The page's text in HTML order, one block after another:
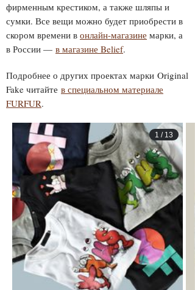
фирменным крестиком, а также шляпы и
сумки. Все вещи можно будет приобрести в
скором времени в онлайн-магазине марки, а
в России — в магазине Belief.
Подробнее о других проектах марки Original
Fake читайте в специальном материале
FURFUR.
1 / 13